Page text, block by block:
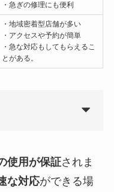
・急ぎの修理にも便利
・地域密着型店舗が多い
・アクセスや予約が簡単
・急な対応もしてもらえるこ
とがある。
使用が保証されま
な対応ができる場